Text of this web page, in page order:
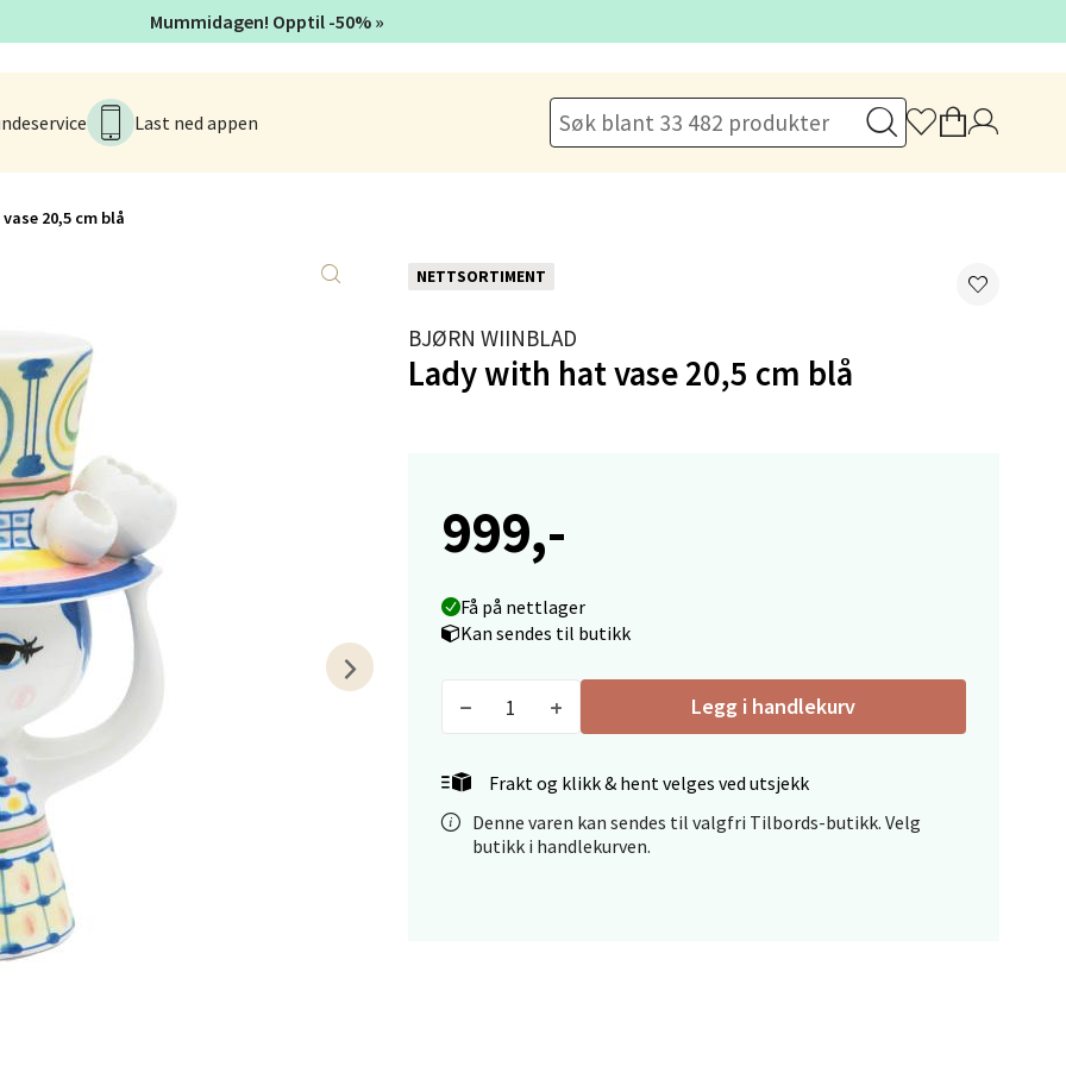
Last ned appen
20,5 cm blå
NETTSORTIMENT
BJØRN WIINBLAD
Lady with hat vase 20,5 cm blå
999,-
Få på nettlager
Kan sendes til butikk
Legg i handlekurv
Frakt og klikk & hent velges ved utsjekk
Denne varen kan sendes til valgfri Tilbords-butikk. Velg
butikk i handlekurven.
Mummidagen! Opptil -50% »
16, 4016 Stavanger
10-18
og Sandnes - Kvadrat
1, 4313 Sandnes
Velg
- Thon Senter Lagunen
1, 5239 Bergen
10-18
- Markens
markensgate 25B, 4611 Kristiansand
dag 10-17
Velg
Linderud
vei 38, 0594 Oslo
10-19
Jæren - M44